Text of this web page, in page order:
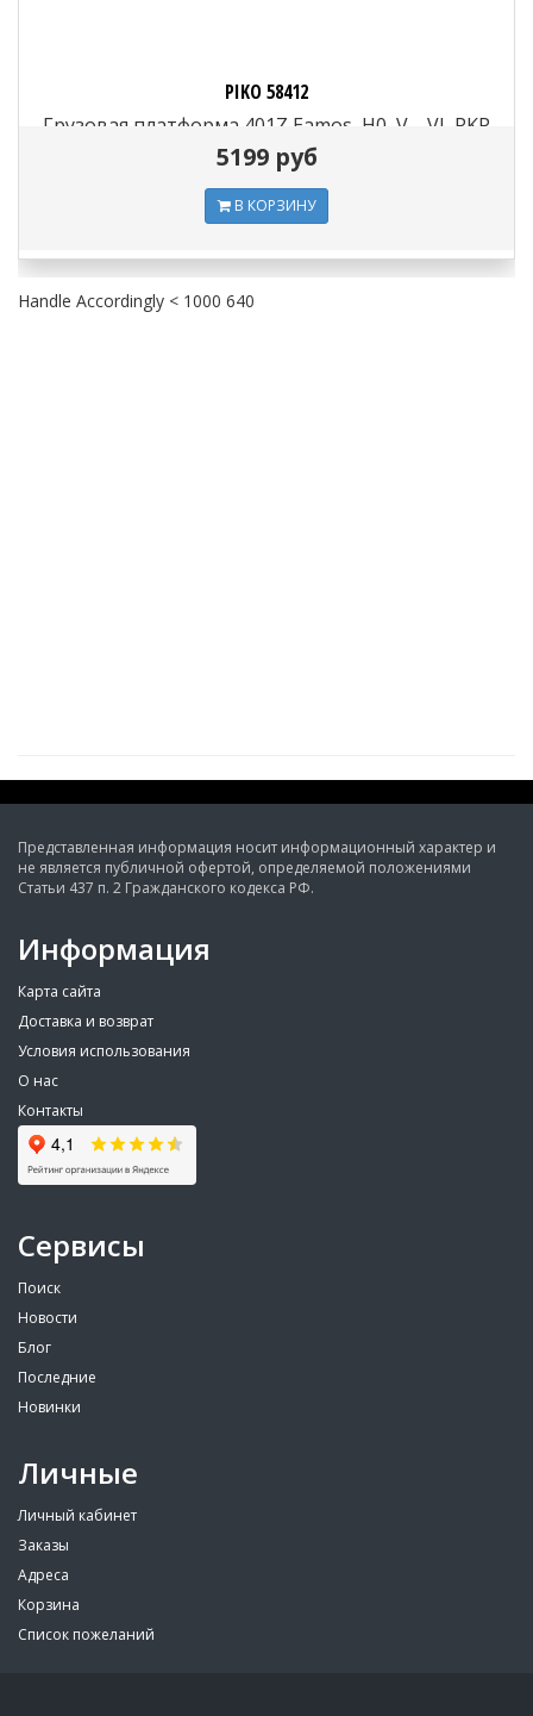
PIKO 58412
Грузовая платформа 401Z Eamos, H0, V—VI, PKP
5199 руб
В КОРЗИНУ
Handle Accordingly < 1000 640
Представленная информация носит информационный характер и
не является публичной офертой, определяемой положениями
Статьи 437 п. 2 Гражданского кодекса РФ.
Информация
Карта сайта
Доставка и возврат
Условия использования
О нас
Контакты
Сервисы
Поиск
Новости
Блог
Последние
Новинки
Личные
Личный кабинет
Заказы
Адреса
Корзина
Список пожеланий